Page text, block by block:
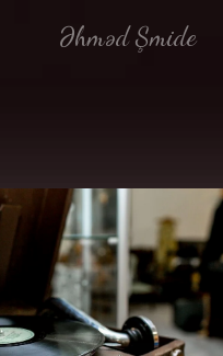
Əhməd Şmide